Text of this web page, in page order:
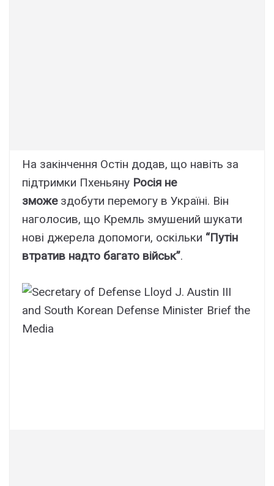
На закінчення Остін додав, що навіть за
підтримки Пхеньяну Росія не
зможездобути перемогу в Україні. Він
наголосив, що Кремль змушений шукати
нові джерела допомоги, оскільки “Путін
втратив надто багато військ”.